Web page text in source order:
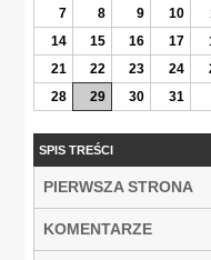
7
8 9 10
14
15 16 17
21
22 23 24
28
29 30 31
SPIS TREŚCI
PIERWSZA STRONA
KOMENTARZE